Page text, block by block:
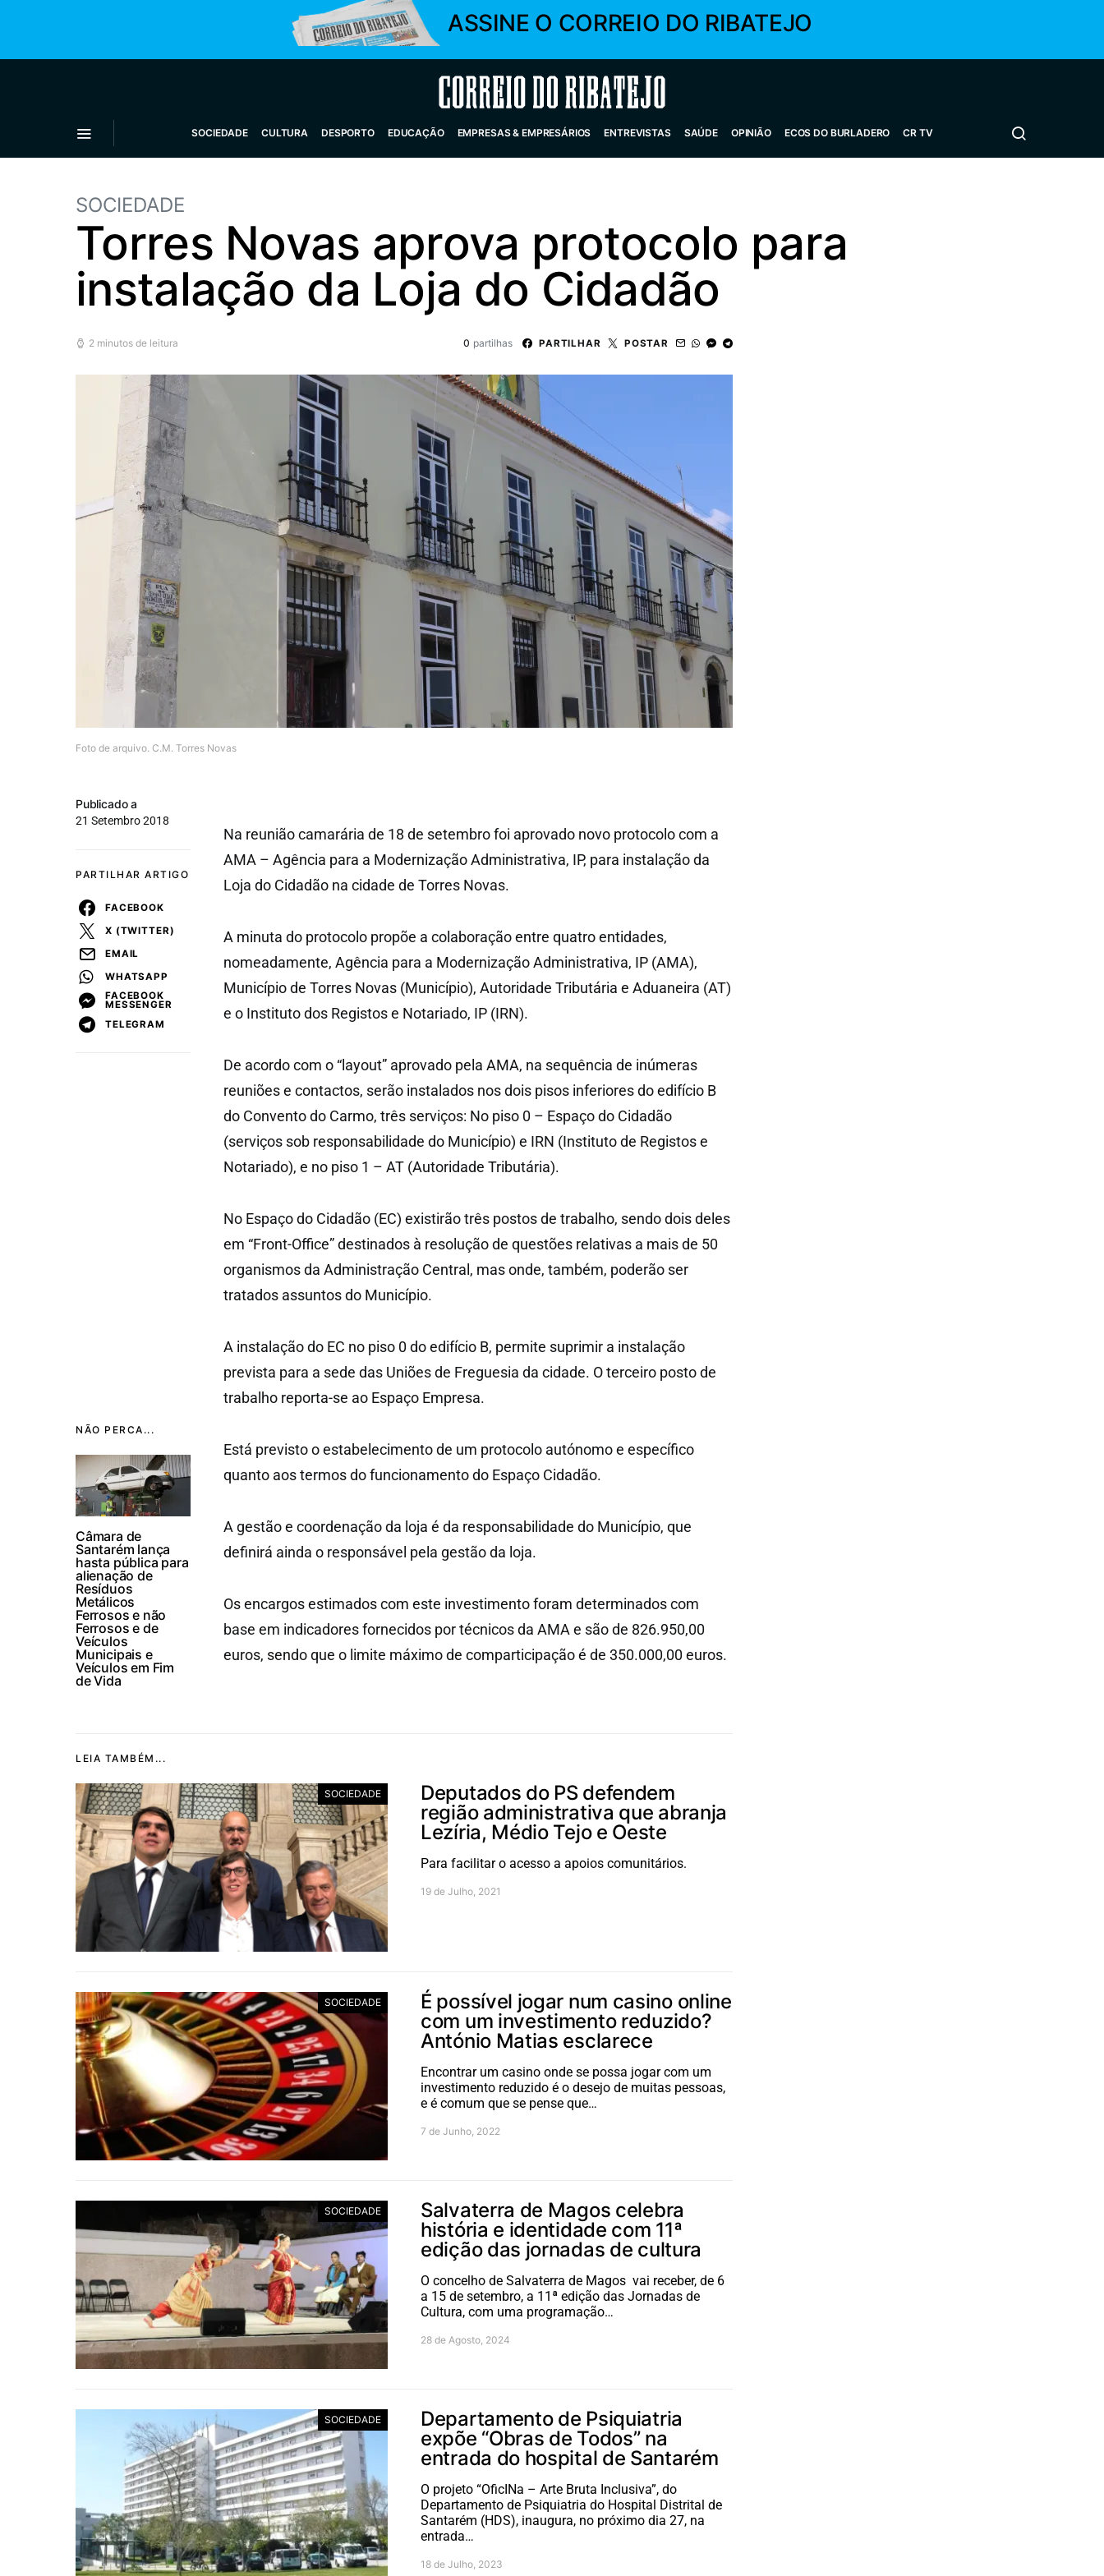
ASSINE O CORREIO DO RIBATEJO
Correio do Ribatejo
SOCIEDADE CULTURA DESPORTO EDUCAÇÃO EMPRESAS & EMPRESÁRIOS ENTREVISTAS SAÚDE OPINIÃO ECOS DO BURLADERO CR TV
SOCIEDADE
Torres Novas aprova protocolo para
instalação da Loja do Cidadão
2 minutos de leitura 0 partilhas PARTILHAR POSTAR
Foto de arquivo. C.M. Torres Novas
NÃO PERCA...
Câmara de
Santarém lança
hasta pública para
alienação de
Resíduos
Metálicos
Ferrosos e não
Ferrosos e de
Veículos
Municipais e
Veículos em Fim
de Vida
Publicado a
21 Setembro 2018
PARTILHAR ARTIGO
FACEBOOK
X (TWITTER)
EMAIL
WHATSAPP
FACEBOOK
MESSENGER
TELEGRAM
Na reunião camarária de 18 de setembro foi aprovado novo protocolo com a
AMA – Agência para a Modernização Administrativa, IP, para instalação da
Loja do Cidadão na cidade de Torres Novas.
A minuta do protocolo propõe a colaboração entre quatro entidades,
nomeadamente, Agência para a Modernização Administrativa, IP (AMA),
Município de Torres Novas (Município), Autoridade Tributária e Aduaneira (AT)
e o Instituto dos Registos e Notariado, IP (IRN).
De acordo com o “layout” aprovado pela AMA, na sequência de inúmeras
reuniões e contactos, serão instalados nos dois pisos inferiores do edifício B
do Convento do Carmo, três serviços: No piso 0 – Espaço do Cidadão
(serviços sob responsabilidade do Município) e IRN (Instituto de Registos e
Notariado), e no piso 1 – AT (Autoridade Tributária).
No Espaço do Cidadão (EC) existirão três postos de trabalho, sendo dois deles
em “Front-Office” destinados à resolução de questões relativas a mais de 50
organismos da Administração Central, mas onde, também, poderão ser
tratados assuntos do Município.
A instalação do EC no piso 0 do edifício B, permite suprimir a instalação
prevista para a sede das Uniões de Freguesia da cidade. O terceiro posto de
trabalho reporta-se ao Espaço Empresa.
Está previsto o estabelecimento de um protocolo autónomo e específico
quanto aos termos do funcionamento do Espaço Cidadão.
A gestão e coordenação da loja é da responsabilidade do Município, que
definirá ainda o responsável pela gestão da loja.
Os encargos estimados com este investimento foram determinados com
base em indicadores fornecidos por técnicos da AMA e são de 826.950,00
euros, sendo que o limite máximo de comparticipação é de 350.000,00 euros.
LEIA TAMBÉM...
SOCIEDADE
Deputados do PS defendem
região administrativa que abranja
Lezíria, Médio Tejo e Oeste
Para facilitar o acesso a apoios comunitários.
19 de Julho, 2021
SOCIEDADE
É possível jogar num casino online
com um investimento reduzido?
António Matias esclarece
Encontrar um casino onde se possa jogar com um
investimento reduzido é o desejo de muitas pessoas,
e é comum que se pense que…
7 de Junho, 2022
SOCIEDADE
Salvaterra de Magos celebra
história e identidade com 11ª
edição das jornadas de cultura
O concelho de Salvaterra de Magos vai receber, de 6
a 15 de setembro, a 11ª edição das Jornadas de
Cultura, com uma programação…
28 de Agosto, 2024
SOCIEDADE
Departamento de Psiquiatria
expõe “Obras de Todos” na
entrada do hospital de Santarém
O projeto “OficINa – Arte Bruta Inclusiva”, do
Departamento de Psiquiatria do Hospital Distrital de
Santarém (HDS), inaugura, no próximo dia 27, na
entrada…
18 de Julho, 2023